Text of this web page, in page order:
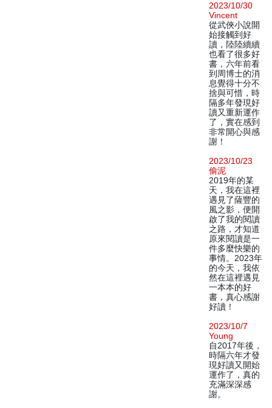
2023/10/30
Vincent
從武俠小說開
始接觸到好
讀，陸陸續續
也看了很多好
書，六年前看
到周博士的消
息覺得十分不
捨與可惜，時
隔多年發現好
讀又重新運作
了，實在感到
非常開心與感
謝！
2023/10/23
偷泥
2019年的某
天，我在這裡
遇見了薩豐的
風之影，便開
啟了我的閱讀
之路，才知道
原來閱讀是一
件多麼快樂的
事情。2023年
的今天，我依
然在這裡遇見
一本本的好
書，真心感謝
好讀！
2023/10/7
Young
自2017年後，
時隔六年才發
現好讀又開始
運作了，真的
充滿深深感
謝。